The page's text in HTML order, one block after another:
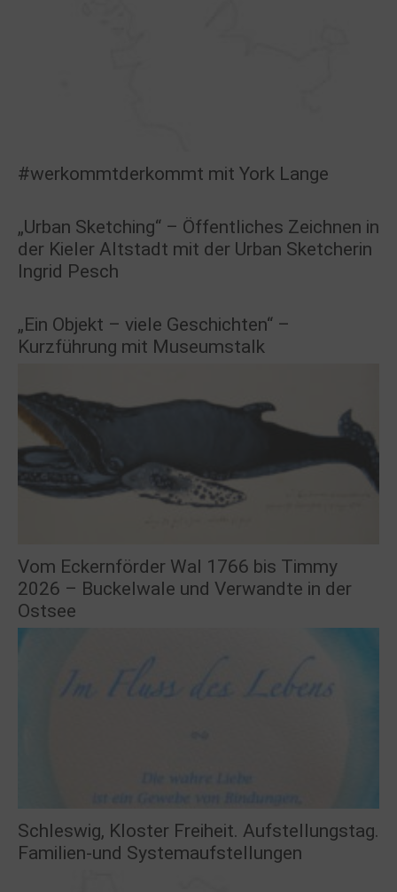
#werkommtderkommt mit York Lange
„Urban Sketching“ – Öffentliches Zeichnen in
der Kieler Altstadt mit der Urban Sketcherin
Ingrid Pesch
„Ein Objekt – viele Geschichten“ –
Kurzführung mit Museumstalk
Vom Eckernförder Wal 1766 bis Timmy
2026 – Buckelwale und Verwandte in der
Ostsee
Schleswig, Kloster Freiheit. Aufstellungstag.
Familien-und Systemaufstellungen